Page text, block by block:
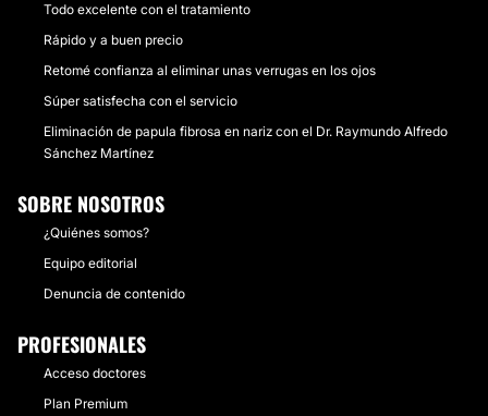
Todo excelente con el tratamiento
Rápido y a buen precio
Retomé confianza al eliminar unas verrugas en los ojos
Súper satisfecha con el servicio
Eliminación de papula fibrosa en nariz con el Dr. Raymundo Alfredo
Sánchez Martínez
SOBRE NOSOTROS
¿Quiénes somos?
Equipo editorial
Denuncia de contenido
PROFESIONALES
Acceso doctores
Plan Premium